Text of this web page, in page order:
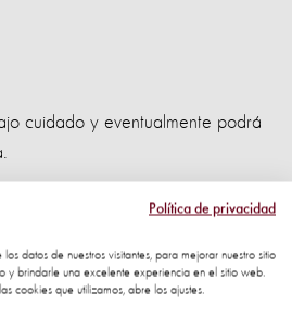
cuidado y eventualmente podrá
Su madre, estando
por unos perros y por la
apenas pudo dar a luz a Chaqui
de los perros cuidó a Chaqui,
Política de privacidad
datos de nuestros visitantes, para mejorar nuestro sitio
y brindarle una excelente experiencia en el sitio web.
cookies que utilizamos, abre los ajustes.